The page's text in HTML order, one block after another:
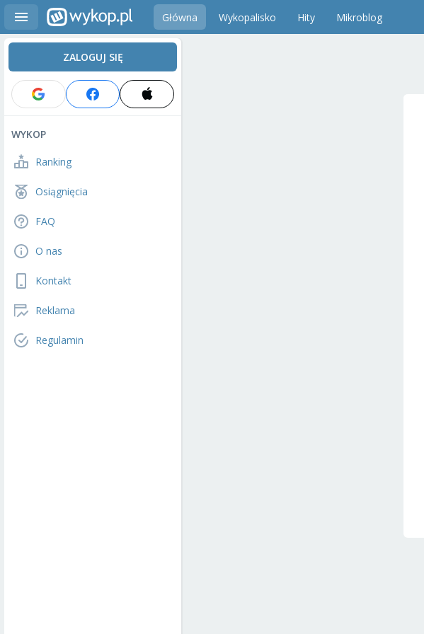
Główna Wykopalisko Hity Mikroblog
ZALOGUJ SIĘ
WYKOP
Ranking
Osiągnięcia
FAQ
O nas
Kontakt
Reklama
Regulamin